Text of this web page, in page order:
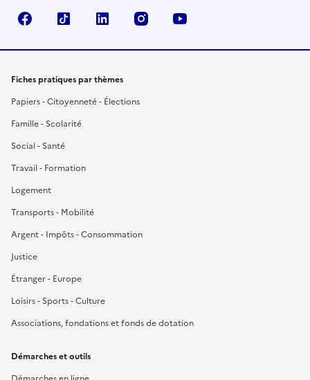
FacebookTikTok LinkedIn Instagram
Fiches pratiques par thèmes
Papiers - Citoyenneté - Élections
Famille - Scolarité
Social - Santé
Travail - Formation
Logement
Transports - Mobilité
Argent - Impôts - Consommation
Justice
Étranger - Europe
Loisirs - Sports - Culture
Associations, fondations et fonds de dotation
Démarches et outils